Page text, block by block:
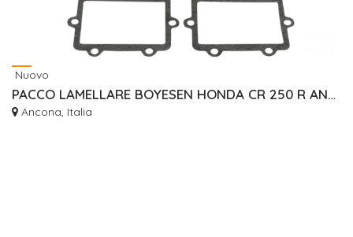
Nuovo
PACCO LAMELLARE BOYESEN HONDA CR 250 R ANNO 2003
Ancona, Italia